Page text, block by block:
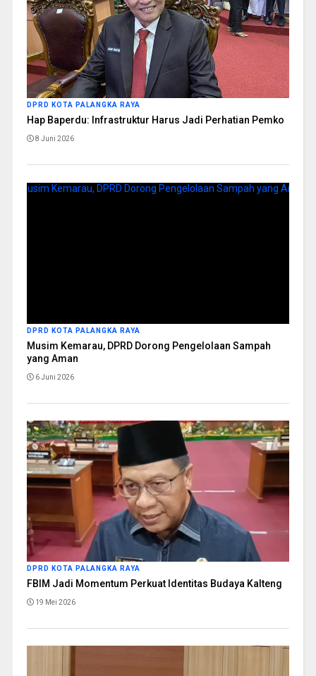
DPRD KOTA PALANGKA RAYA
Hap Baperdu: Infrastruktur Harus Jadi Perhatian Pemko
8 Juni 2026
DPRD KOTA PALANGKA RAYA
Musim Kemarau, DPRD Dorong Pengelolaan Sampah
yang Aman
6 Juni 2026
DPRD KOTA PALANGKA RAYA
FBIM Jadi Momentum Perkuat Identitas Budaya Kalteng
19 Mei 2026